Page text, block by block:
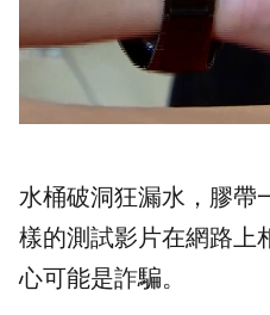
水桶破洞狂漏水，膠帶
樣的測試影片在網路上
心可能是詐騙。